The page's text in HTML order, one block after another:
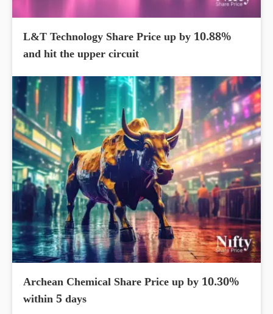
L&T Technology Share Price up by 10.88%
and hit the upper circuit
Archean Chemical Share Price up by 10.30%
within 5 days